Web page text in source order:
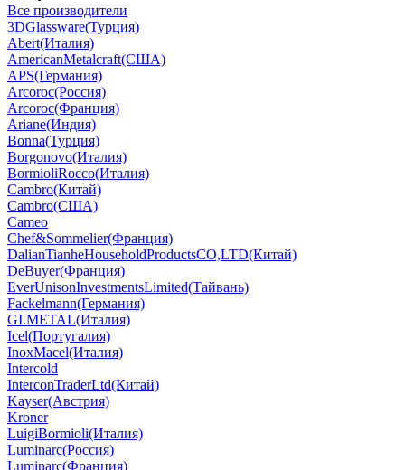
Все производители
3DGlassware(Турция)
Abert(Италия)
AmericanMetalcraft(США)
APS(Германия)
Arcoroc(Россия)
Arcoroc(Франция)
Ariane(Индия)
Bonna(Турция)
Borgonovo(Италия)
BormioliRocco(Италия)
Cambro(Китай)
Cambro(США)
Cameo
Chef&Sommelier(Франция)
DalianTianheHouseholdProductsCO,LTD(Китай)
DeBuyer(Франция)
EverUnisonInvestmentsLimited(Тайвань)
Fackelmann(Германия)
GI.METAL(Италия)
Icel(Португалия)
InoxMacel(Италия)
Intercold
InterconTraderLtd(Китай)
Kayser(Австрия)
Kroner
LuigiBormioli(Италия)
Luminarc(Россия)
Luminarc(Франция)